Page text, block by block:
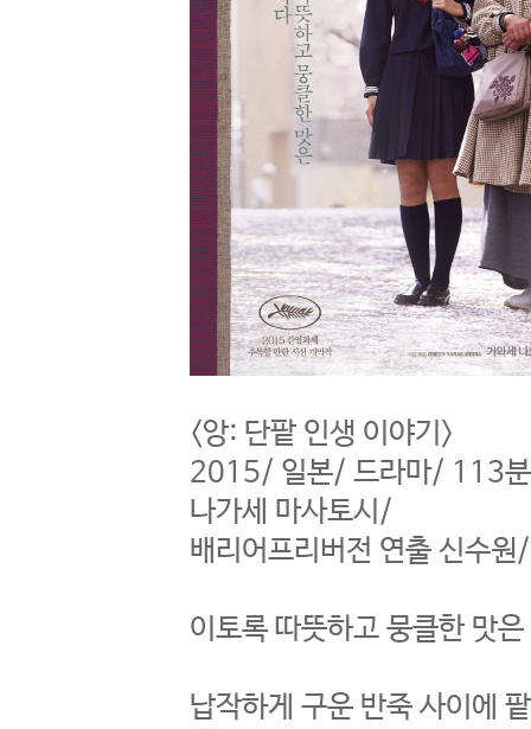
<앙: 단팥 인생 이야기>
2015/ 일본/ 드라마/ 113분
나가세 마사토시/
배리어프리버전 연출 신수
이토록 따뜻하고 뭉클한 맛
납작하게 구운 반죽 사이에